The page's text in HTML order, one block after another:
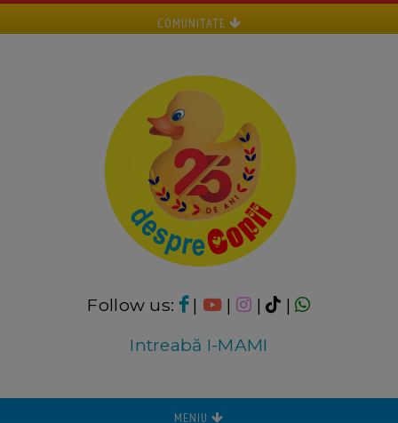
COMUNITATE
Follow us: | | |
|
Intreabă I-MAMI
MENIU